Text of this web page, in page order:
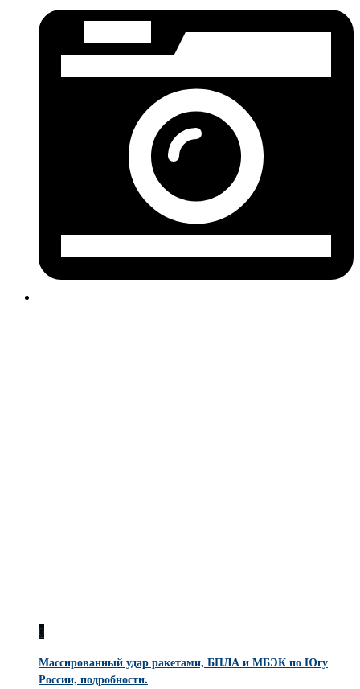
0
Массированный удар ракетами, БПЛА и МБЭК по Югу
России, подробности.